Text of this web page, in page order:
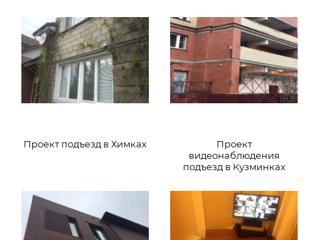
Проект подъезд в Химках
Проект
видеонаблюдения
подъезд в Кузминках